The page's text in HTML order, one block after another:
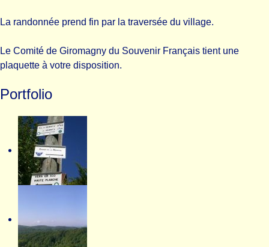
La randonnée prend fin par la traversée du village.
Le Comité de Giromagny du Souvenir Français tient une
plaquette à votre disposition.
Portfolio